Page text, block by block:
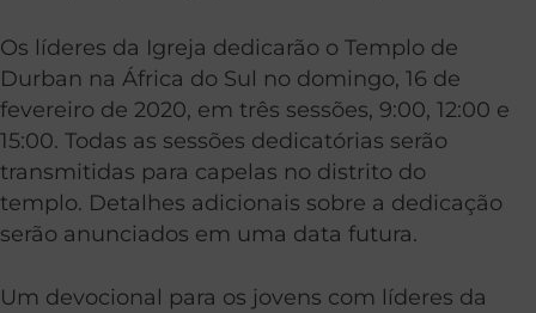
Os líderes da Igreja dedicarão o Templo de
Durban na África do Sul no domingo, 16 de
fevereiro de 2020, em três sessões, 9:00, 12:00 e
15:00. Todas as sessões dedicatórias serão
transmitidas para capelas no distrito do
templo. Detalhes adicionais sobre a dedicação
serão anunciados em uma data futura.
Um devocional para os jovens com líderes da